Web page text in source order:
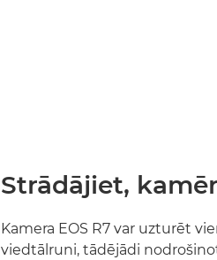
Strādājiet,
Kamera EOS R7 var uzturēt
viedtālruni, tādējādi